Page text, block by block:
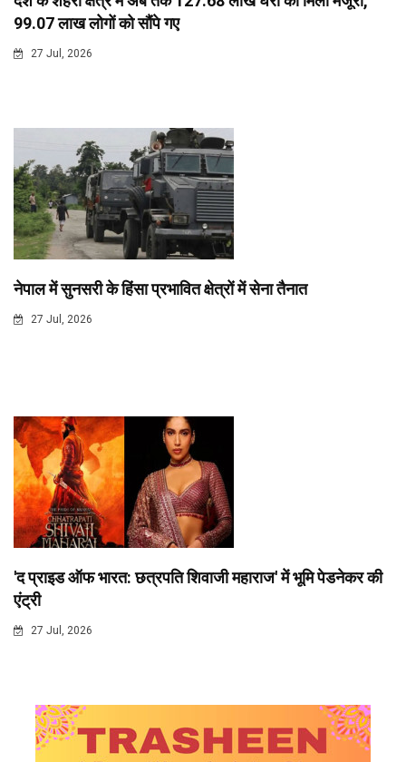
99.07 लाख लोगों को सौंपे गए
27 Jul, 2026
नेपाल में सुनसरी के हिंसा प्रभावित क्षेत्रों में सेना तैनात
27 Jul, 2026
'द प्राइड ऑफ भारत: छत्रपति शिवाजी महाराज' में भूमि पेडनेकर की
एंट्री
27 Jul, 2026